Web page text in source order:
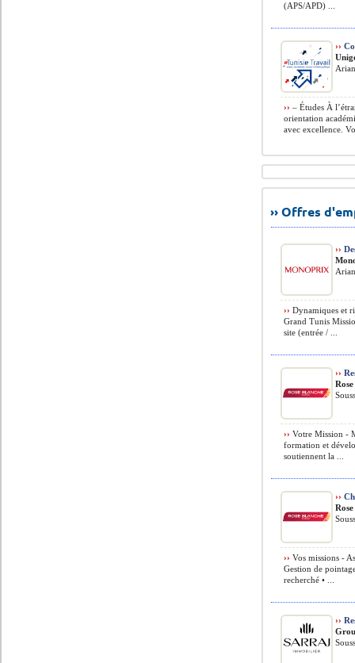
(APS/APD) ...
››
›› – Études À
orientation
avec excellence.
›› Offres
››
›› Dynamiques et
Grand Tunis
site (entrée / ...
››
›› Votre Mission -
formation et
soutiennent la ...
››
›› Vos missions -
Gestion de
recherché • ...
››